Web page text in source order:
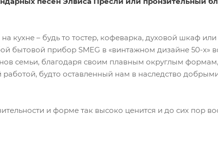
кухне – будь то тостер, кофеварка, духовой шкаф
бытовой прибор SMEG в «винтажном дизайне 50-х»
семьи, благодаря своим плавным округлым
работой, будто оставленный нам в наследство
и форме так высоко ценится и до сих пор